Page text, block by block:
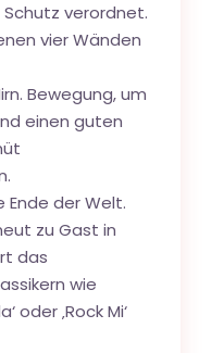
verordnet.
vier Wänden
Bewegung, um
einen guten
der Welt.
zu Gast in
das
wie
oder ‚Rock Mi‘